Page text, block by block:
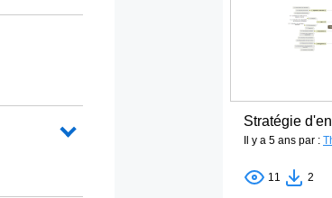
Stratégie
Il y a 5 ans par :
11 2